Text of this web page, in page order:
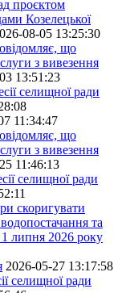
проєктом
Козелецької
08-05 13:25:30
що
з вивезення
13:51:23
селищної ради
11:34:47
що
з вивезення
11:46:13
селищної ради
скоригувати
та
1 липня 2026 року
2026-05-27 13:17:58
селищної ради